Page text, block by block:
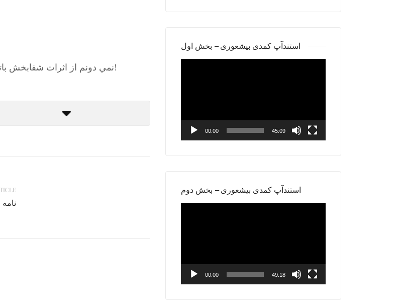
نمي دونم از اثرات شفابخش باتومه، يا كار علي كه يكي دو روزه كم حرف شده. الهي شكر!
نامه
استندآپ کمدی بیشعوری – بخش اول
00:00 45:09
استندآپ کمدی بیشعوری – بخش دوم
00:00 49:18